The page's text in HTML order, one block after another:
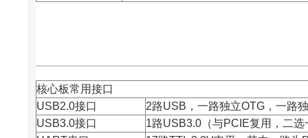
核心板常用接口
USB2.0接口
2路USB，一路独立OTG，一路
USB3.0接口
1路USB3.0（与PCIE复用，二选